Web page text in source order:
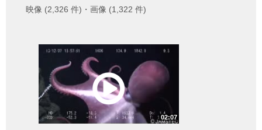
映像 (2,326 件)・画像 (1,322 件)
02:07